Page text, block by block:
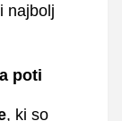
najbolj
poti
, ki so